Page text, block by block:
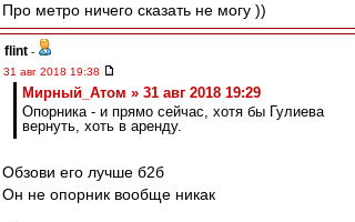
Про метро ничего сказать не могу ))
flint -
31 авг 2018 19:38
Мирный_Атом » 31 авг 2018 19:29
Опорника - и прямо сейчас, хотя бы Гулиева
вернуть, хоть в аренду.
Обзови его лучше б2б
Он не опорник вообще никак